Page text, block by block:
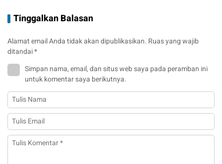
Tinggalkan Balasan
Alamat email Anda tidak akan dipublikasikan. Ruas yang wajib
ditandai*
Simpan nama, email, dan situs web saya pada peramban ini
untuk komentar saya berikutnya.